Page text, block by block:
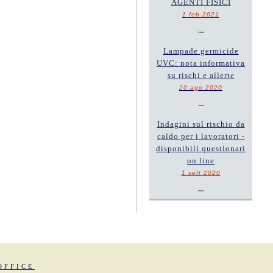
AGENTI FISICI
1 feb 2021
~
Lampade germicide
UVC: nota informativa
su rischi e allerte
20 ago 2020
~
Indagini sul rischio da
caldo per i lavoratori -
disponibili questionari
on line
1 sett 2020
~